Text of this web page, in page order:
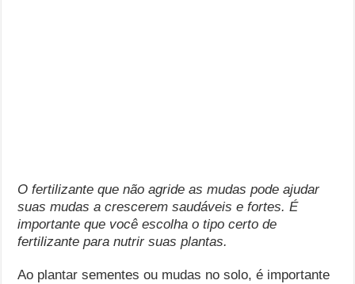
O fertilizante que não agride as mudas pode ajudar
suas mudas a crescerem saudáveis ​​e fortes. É
importante que você escolha o tipo certo de
fertilizante para nutrir suas plantas.
Ao plantar sementes ou mudas no solo, é importante